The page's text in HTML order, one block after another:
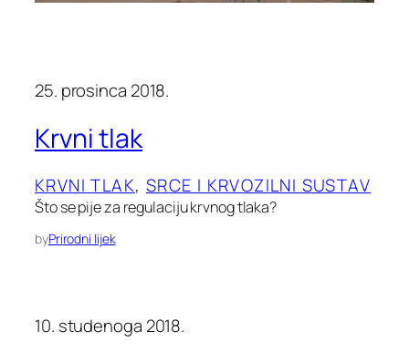
25. prosinca 2018.
Krvni tlak
KRVNI TLAK, SRCE I KRVOZILNI SUSTAV
Što se pije za regulaciju krvnog tlaka?
byPrirodni lijek
10. studenoga 2018.